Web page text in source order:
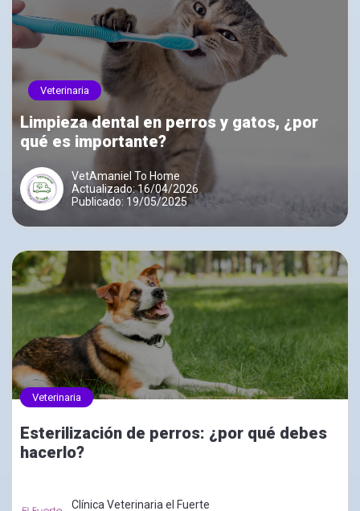
Veterinaria
Limpieza dental en perros y gatos, ¿por
qué es importante?
VetAmaniel To Home
Actualizado: 16/04/2026
Publicado: 19/05/2025
Veterinaria
Esterilización de perros: ¿por qué debes
hacerlo?
Clínica Veterinaria el Fuerte